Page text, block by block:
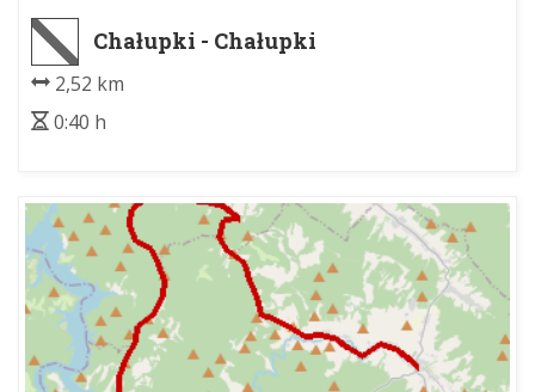
Chałupki - Chałupki
2,52 km
0:40 h